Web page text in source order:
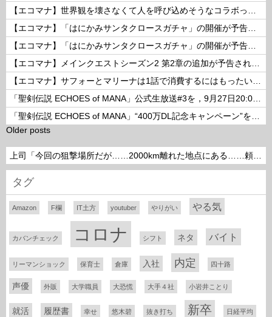
Older posts
タグ
Amazon F欄 IT土方 youtuber やりがい やる気
カバンチェック コロナ シフト ネタ バイト
リーマンショック 保育士 倉庫 入社 内定 四十路
声優 外販 大学職員 大恐慌 大手４社 小岩井ことり
就活 履歴書 幸せ 悠木碧 抜き打ち 新卒 日経平均